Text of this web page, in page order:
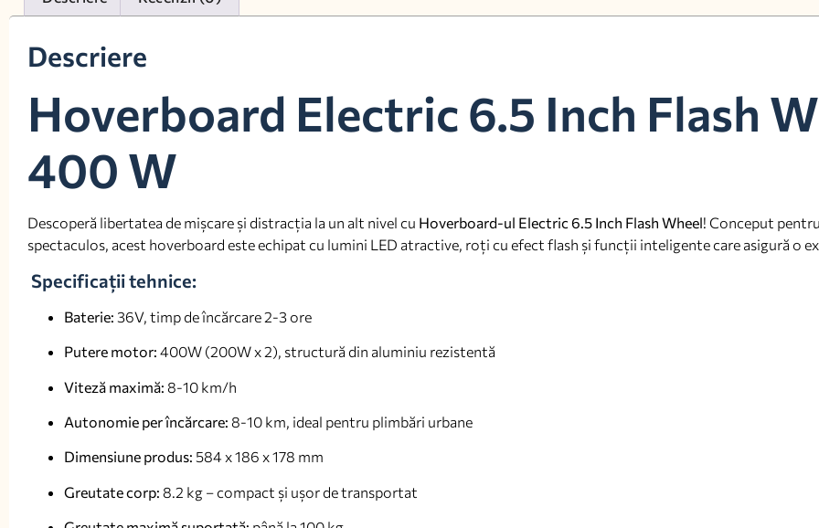
Descriere
Hoverboard Electric 6.5 Inch Flash
400 W
Descoperă libertatea de mișcare și distracția la un alt nivel cu Hoverboard-ul Electric 6.5 Inch Flash Wheel! Conceput
spectaculos, acest hoverboard este echipat cu lumini LED atractive, roți cu efect flash și funcții inteligente care asigură o
Specificații tehnice:
Baterie: 36V, timp de încărcare 2-3 ore
Putere motor: 400W (200W x 2), structură din aluminiu rezistentă
Viteză maximă: 8-10 km/h
Autonomie per încărcare: 8-10 km, ideal pentru plimbări urbane
Dimensiune produs: 584 x 186 x 178 mm
Greutate corp: 8.2 kg – compact și ușor de transportat